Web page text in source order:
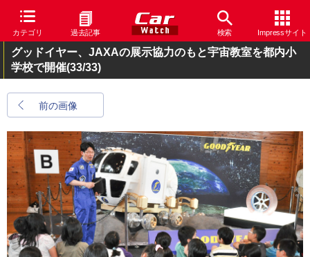
カテゴリ 過去記事 検索 Impressサイト
グッドイヤー、JAXAの展示協力のもと宇宙教室を都内小
学校で開催(33/33)
前の画像